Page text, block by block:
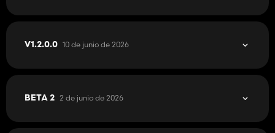
V1.2.0.0 10 de junio de 2026
BETA 2 2 de junio de 2026